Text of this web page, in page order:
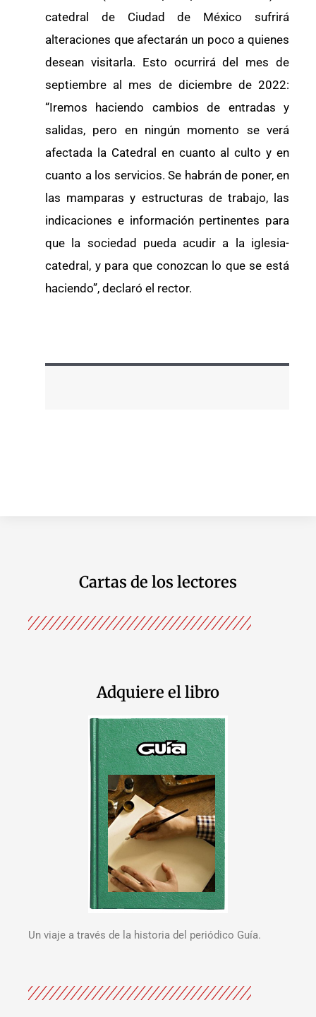
catedral de Ciudad de México sufrirá
alteraciones que afectarán un poco a quienes
desean visitarla. Esto ocurrirá del mes de
septiembre al mes de diciembre de 2022:
“Iremos haciendo cambios de entradas y
salidas, pero en ningún momento se verá
afectada la Catedral en cuanto al culto y en
cuanto a los servicios. Se habrán de poner, en
las mamparas y estructuras de trabajo, las
indicaciones e información pertinentes para
que la sociedad pueda acudir a la iglesia-
catedral, y para que conozcan lo que se está
haciendo”, declaró el rector.
Cartas de los lectores
Adquiere el libro
Un viaje a través de la historia del periódico Guía.